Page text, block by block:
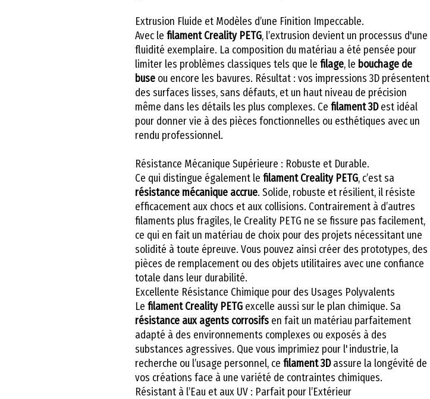
Extrusion Fluide et Modèles d’une Finition Impeccable.
Avec le filament Creality PETG, l’extrusion devient un processus d'une
fluidité exemplaire. La composition du matériau a été pensée pour
limiter les problèmes classiques tels que le filage, le bouchage de
buse ou encore les bavures. Résultat : vos impressions 3D présentent
des surfaces lisses, sans défauts, et un haut niveau de précision
même dans les détails les plus complexes. Ce filament 3Dest idéal
pour donner vie à des pièces fonctionnelles ou esthétiques avec un
rendu professionnel.
Résistance Mécanique Supérieure : Robuste et Durable.
Ce qui distingue également le filament Creality PETG, c’est sa
résistance mécanique accrue. Solide, robuste et résilient, il résiste
efficacement aux chocs et aux collisions. Contrairement à d’autres
filaments plus fragiles, le Creality PETG ne se fissure pas facilement,
ce qui en fait un matériau de choix pour des projets nécessitant une
solidité à toute épreuve. Vous pouvez ainsi créer des prototypes, des
pièces de remplacement ou des objets utilitaires avec une confiance
totale dans leur durabilité.
Excellente Résistance Chimique pour des Usages Polyvalents
Le filament Creality PETG excelle aussi sur le plan chimique. Sa
résistance aux agents corrosifs en fait un matériau parfaitement
adapté à des environnements complexes ou exposés à des
substances agressives. Que vous imprimiez pour l'industrie, la
recherche ou l’usage personnel, ce filament 3Dassure la longévité de
vos créations face à une variété de contraintes chimiques.
Résistant à l’Eau et aux UV : Parfait pour l’Extérieur